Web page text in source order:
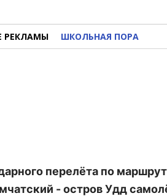
РЕКЛАМЫ ШКОЛЬНАЯ ПОРА
перелёта по
- остров Удд